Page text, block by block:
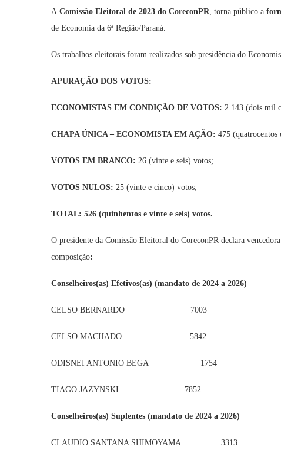
A Comissão Eleitoral de 2023 do CoreconPR , torna público a
de Economia da 6ª Região/Paraná.
Os trabalhos eleitorais foram realizados sob presidência do
APURAÇÃO DOS VOTOS:
ECONOMISTAS EM CONDIÇÃO DE VOTOS: 2.143 (dois mil
CHAPA ÚNICA – ECONOMISTA EM AÇÃO: 475 (quatrocentos
VOTOS EM BRANCO: 26 (vinte e seis) votos;
VOTOS NULOS: 25 (vinte e cinco) votos;
TOTAL: 526 (quinhentos e vinte e seis) votos.
O presidente da Comissão Eleitoral do CoreconPR declara
composição:
Conselheiros(as) Efetivos(as) (mandato de 2024 a 2026)
CELSO BERNARDO 7003
CELSO MACHADO 5842
ODISNEI ANTONIO BEGA 1754
TIAGO JAZYNSKI 7852
Conselheiros(as) Suplentes (mandato de 2024 a 2026)
CLAUDIO SANTANA SHIMOYAMA 3313